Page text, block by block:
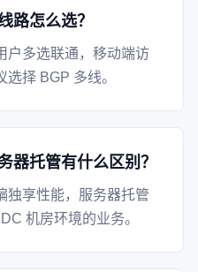
路怎么选？
户多选联通，移动端访
择 BGP 多线。
器托管有什么区别？
独享性能，服务器托管
机房环境的业务。